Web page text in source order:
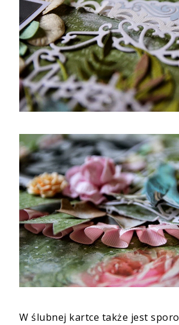
W ślubnej kartce także jest